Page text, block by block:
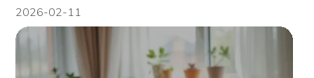
2026-02-11